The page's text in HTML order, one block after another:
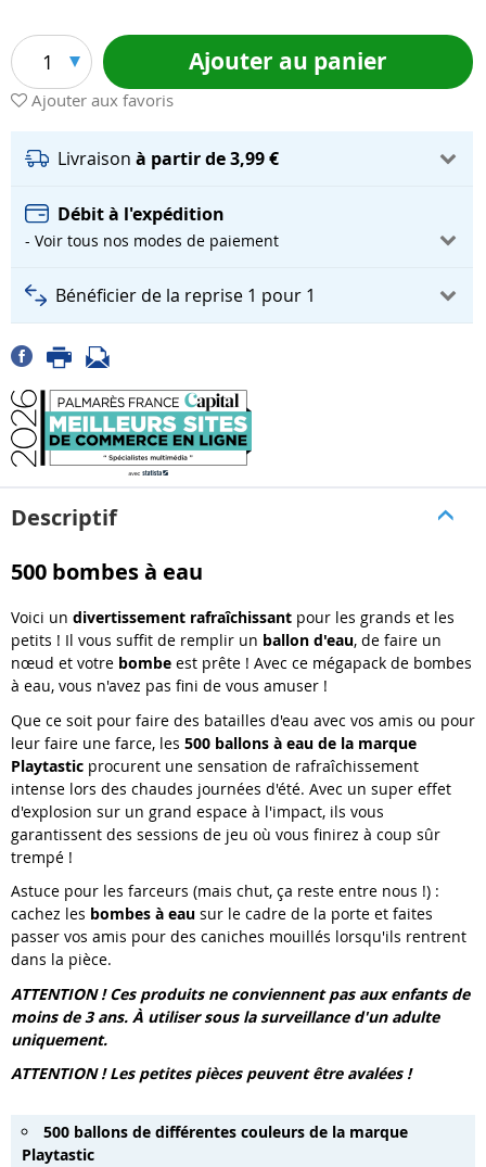
1 Ajouter au panier
Ajouter aux favoris
Livraison à partir de 3,99 €
Débit à l'expédition
- Voir tous nos modes de paiement
Bénéficier de la reprise 1 pour 1
Descriptif
500 bombes à eau
Voici un divertissement rafraîchissant pour les grands et les
petits ! Il vous suffit de remplir un ballon d'eau, de faire un
nœud et votre bombe est prête ! Avec ce mégapack de bombes
à eau, vous n'avez pas fini de vous amuser !
Que ce soit pour faire des batailles d'eau avec vos amis ou pour
leur faire une farce, les 500 ballons à eau de la marque
Playtastic procurent une sensation de rafraîchissement
intense lors des chaudes journées d'été. Avec un super effet
d'explosion sur un grand espace à l'impact, ils vous
garantissent des sessions de jeu où vous finirez à coup sûr
trempé !
Astuce pour les farceurs (mais chut, ça reste entre nous !) :
cachez les bombes à eau sur le cadre de la porte et faites
passer vos amis pour des caniches mouillés lorsqu'ils rentrent
dans la pièce.
ATTENTION ! Ces produits ne conviennent pas aux enfants de
moins de 3 ans. À utilisersous la surveillance d'un adulte
uniquement.
ATTENTION ! Les petites pièces peuvent être avalées !
500 ballons de différentes couleurs de la marque
Playtastic